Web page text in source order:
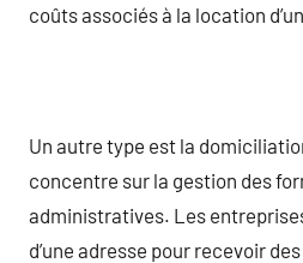
coûts associés à la location
Un autre type est la
concentre sur la gestion des
administratives. Les
d’une adresse pour recevoir